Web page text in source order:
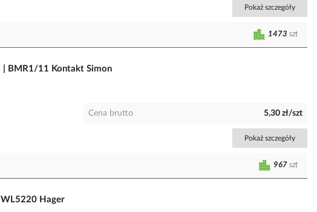
Pokaż szczegóły
1473 szt
| BMR1/11 Kontakt Simon
Cena brutto 5,30 zł/szt
Pokaż szczegóły
967 szt
WL5220 Hager